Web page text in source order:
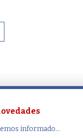
informado...